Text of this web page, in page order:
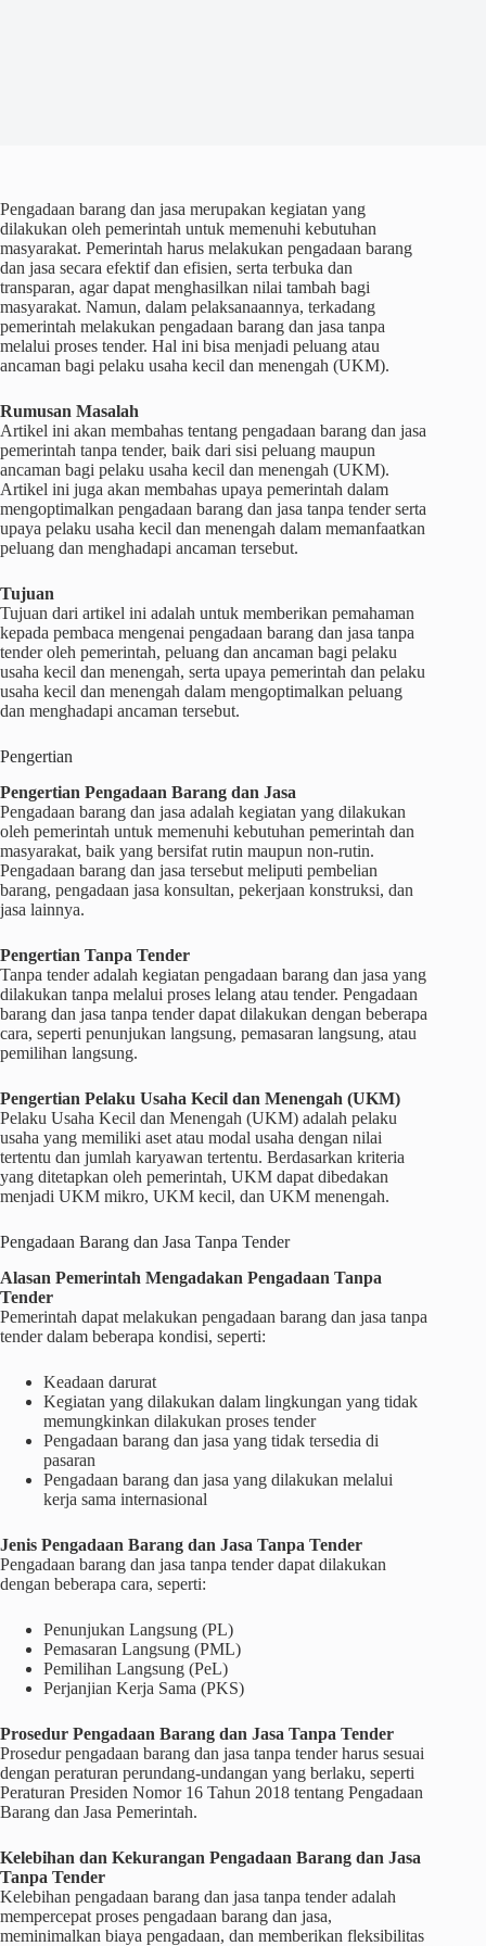
Pengadaan barang dan jasa merupakan kegiatan yang
dilakukan oleh pemerintah untuk memenuhi kebutuhan
masyarakat. Pemerintah harus melakukan pengadaan barang
dan jasa secara efektif dan efisien, serta terbuka dan
transparan, agar dapat menghasilkan nilai tambah bagi
masyarakat. Namun, dalam pelaksanaannya, terkadang
pemerintah melakukan pengadaan barang dan jasa tanpa
melalui proses tender. Hal ini bisa menjadi peluang atau
ancaman bagi pelaku usaha kecil dan menengah (UKM).
Rumusan Masalah
Artikel ini akan membahas tentang pengadaan barang dan jasa
pemerintah tanpa tender, baik dari sisi peluang maupun
ancaman bagi pelaku usaha kecil dan menengah (UKM).
Artikel ini juga akan membahas upaya pemerintah dalam
mengoptimalkan pengadaan barang dan jasa tanpa tender serta
upaya pelaku usaha kecil dan menengah dalam memanfaatkan
peluang dan menghadapi ancaman tersebut.
Tujuan
Tujuan dari artikel ini adalah untuk memberikan pemahaman
kepada pembaca mengenai pengadaan barang dan jasa tanpa
tender oleh pemerintah, peluang dan ancaman bagi pelaku
usaha kecil dan menengah, serta upaya pemerintah dan pelaku
usaha kecil dan menengah dalam mengoptimalkan peluang
dan menghadapi ancaman tersebut.
Pengertian
Pengertian Pengadaan Barang dan Jasa
Pengadaan barang dan jasa adalah kegiatan yang dilakukan
oleh pemerintah untuk memenuhi kebutuhan pemerintah dan
masyarakat, baik yang bersifat rutin maupun non-rutin.
Pengadaan barang dan jasa tersebut meliputi pembelian
barang, pengadaan jasa konsultan, pekerjaan konstruksi, dan
jasa lainnya.
Pengertian Tanpa Tender
Tanpa tender adalah kegiatan pengadaan barang dan jasa yang
dilakukan tanpa melalui proses lelang atau tender. Pengadaan
barang dan jasa tanpa tender dapat dilakukan dengan beberapa
cara, seperti penunjukan langsung, pemasaran langsung, atau
pemilihan langsung.
Pengertian Pelaku Usaha Kecil dan Menengah (UKM)
Pelaku Usaha Kecil dan Menengah (UKM) adalah pelaku
usaha yang memiliki aset atau modal usaha dengan nilai
tertentu dan jumlah karyawan tertentu. Berdasarkan kriteria
yang ditetapkan oleh pemerintah, UKM dapat dibedakan
menjadi UKM mikro, UKM kecil, dan UKM menengah.
Pengadaan Barang dan Jasa Tanpa Tender
Alasan Pemerintah Mengadakan Pengadaan Tanpa
Tender
Pemerintah dapat melakukan pengadaan barang dan jasa tanpa
tender dalam beberapa kondisi, seperti:
Keadaan darurat
Kegiatan yang dilakukan dalam lingkungan yang tidak
memungkinkan dilakukan proses tender
Pengadaan barang dan jasa yang tidak tersedia di
pasaran
Pengadaan barang dan jasa yang dilakukan melalui
kerja sama internasional
Jenis Pengadaan Barang dan Jasa Tanpa Tender
Pengadaan barang dan jasa tanpa tender dapat dilakukan
dengan beberapa cara, seperti:
Penunjukan Langsung (PL)
Pemasaran Langsung (PML)
Pemilihan Langsung (PeL)
Perjanjian Kerja Sama (PKS)
Prosedur Pengadaan Barang dan Jasa Tanpa Tender
Prosedur pengadaan barang dan jasa tanpa tender harus sesuai
dengan peraturan perundang-undangan yang berlaku, seperti
Peraturan Presiden Nomor 16 Tahun 2018 tentang Pengadaan
Barang dan Jasa Pemerintah.
Kelebihan dan Kekurangan Pengadaan Barang dan Jasa
Tanpa Tender
Kelebihan pengadaan barang dan jasa tanpa tender adalah
mempercepat proses pengadaan barang dan jasa,
meminimalkan biaya pengadaan, dan memberikan fleksibilitas